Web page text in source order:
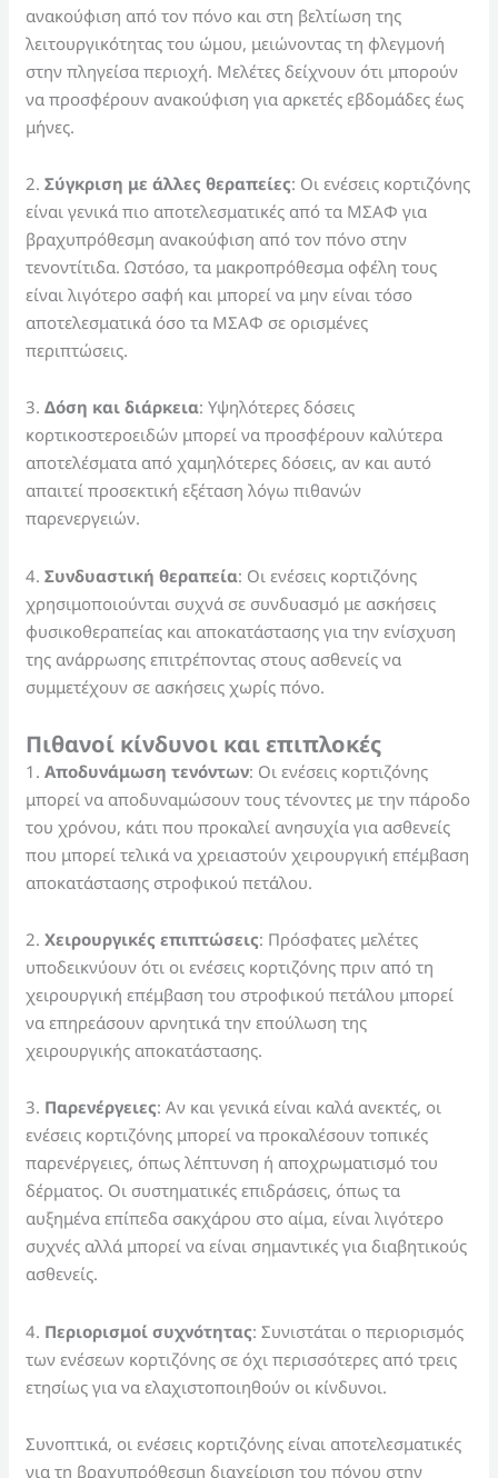
ανακούφιση από τον πόνο και στη βελτίωση της
λειτουργικότητας του ώμου, μειώνοντας τη φλεγμονή
στην πληγείσα περιοχή. Μελέτες δείχνουν ότι μπορούν
να προσφέρουν ανακούφιση για αρκετές εβδομάδες έως
μήνες.
2.Σύγκριση με άλλες θεραπείες: Οι ενέσεις κορτιζόνης
είναι γενικά πιο αποτελεσματικές από τα ΜΣΑΦ για
βραχυπρόθεσμη ανακούφιση από τον πόνο στην
τενοντίτιδα. Ωστόσο, τα μακροπρόθεσμα οφέλη τους
είναι λιγότερο σαφή και μπορεί να μην είναι τόσο
αποτελεσματικά όσο τα ΜΣΑΦ σε ορισμένες
περιπτώσεις.
3.Δόση και διάρκεια: Υψηλότερες δόσεις
κορτικοστεροειδών μπορεί να προσφέρουν καλύτερα
αποτελέσματα από χαμηλότερες δόσεις, αν και αυτό
απαιτεί προσεκτική εξέταση λόγω πιθανών
παρενεργειών.
4.Συνδυαστική θεραπεία: Οι ενέσεις κορτιζόνης
χρησιμοποιούνται συχνά σε συνδυασμό με ασκήσεις
φυσικοθεραπείας και αποκατάστασης για την ενίσχυση
της ανάρρωσης επιτρέποντας στους ασθενείς να
συμμετέχουν σε ασκήσεις χωρίς πόνο.
Πιθανοί κίνδυνοι και επιπλοκές
1.Αποδυνάμωση τενόντων: Οι ενέσεις κορτιζόνης
μπορεί να αποδυναμώσουν τους τένοντες με την πάροδο
του χρόνου, κάτι που προκαλεί ανησυχία για ασθενείς
που μπορεί τελικά να χρειαστούν χειρουργική επέμβαση
αποκατάστασης στροφικού πετάλου.
2.Χειρουργικές επιπτώσεις: Πρόσφατες μελέτες
υποδεικνύουν ότι οι ενέσεις κορτιζόνης πριν από τη
χειρουργική επέμβαση του στροφικού πετάλου μπορεί
να επηρεάσουν αρνητικά την επούλωση της
χειρουργικής αποκατάστασης.
3. Παρενέργειες: Αν και γενικά είναι καλά ανεκτές, οι
ενέσεις κορτιζόνης μπορεί να προκαλέσουν τοπικές
παρενέργειες, όπως λέπτυνση ή αποχρωματισμό του
δέρματος. Οι συστηματικές επιδράσεις, όπως τα
αυξημένα επίπεδα σακχάρου στο αίμα, είναι λιγότερο
συχνές αλλά μπορεί να είναι σημαντικές για διαβητικούς
ασθενείς.
4. Περιορισμοί συχνότητας: Συνιστάται ο περιορισμός
των ενέσεων κορτιζόνης σε όχι περισσότερες από τρεις
ετησίως για να ελαχιστοποιηθούν οι κίνδυνοι.
Συνοπτικά, οι ενέσεις κορτιζόνης είναι αποτελεσματικές
για τη βραχυπρόθεσμη διαχείριση του πόνου στην